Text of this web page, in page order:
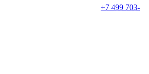
+7 499 703-